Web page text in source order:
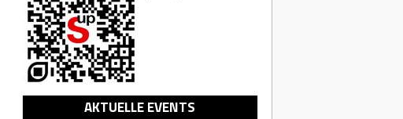
AKTUELLE EVENTS